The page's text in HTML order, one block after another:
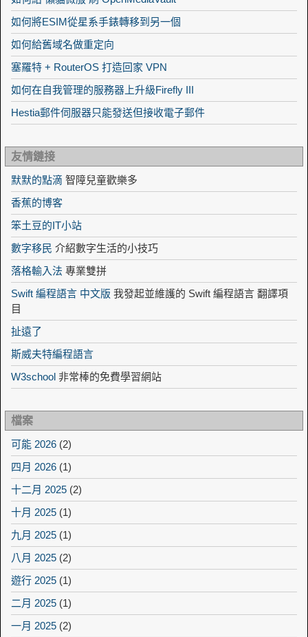
如何將ESIM從星系手錶轉移到另一個
如何給舊域名做重定向
塞羅特 + RouterOS 打造回家 VPN
如何在自我管理的服務器上升級Firefly III
Hestia郵件伺服器只能發送但接收電子郵件
友情鏈接
默默的點滴 智障兒童歡樂多
香蕉的博客
笨土豆的IT小站
數字移民 介紹數字生活的小技巧
落格輸入法 專業雙拼
Swift 編程語言 中文版 我發起並維護的 Swift 編程語言 翻譯項
目
扯遠了
斯威夫特編程語言
W3school 非常棒的免費學習網站
檔案
可能 2026 (2)
四月 2026 (1)
十二月 2025 (2)
十月 2025 (1)
九月 2025 (1)
八月 2025 (2)
遊行 2025 (1)
二月 2025 (1)
一月 2025 (2)